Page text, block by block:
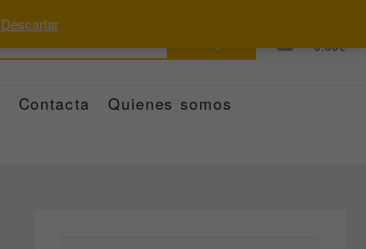
Descartar
0.00€
Contacta Quienes somos